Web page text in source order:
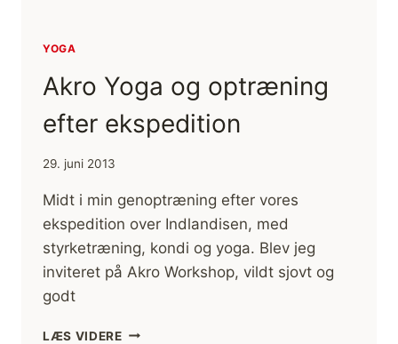
YOGA
Akro Yoga og optræning
efter ekspedition
29. juni 2013
Midt i min genoptræning efter vores
ekspedition over Indlandisen, med
styrketræning, kondi og yoga. Blev jeg
inviteret på Akro Workshop, vildt sjovt og
godt
LÆS VIDEREAKRO